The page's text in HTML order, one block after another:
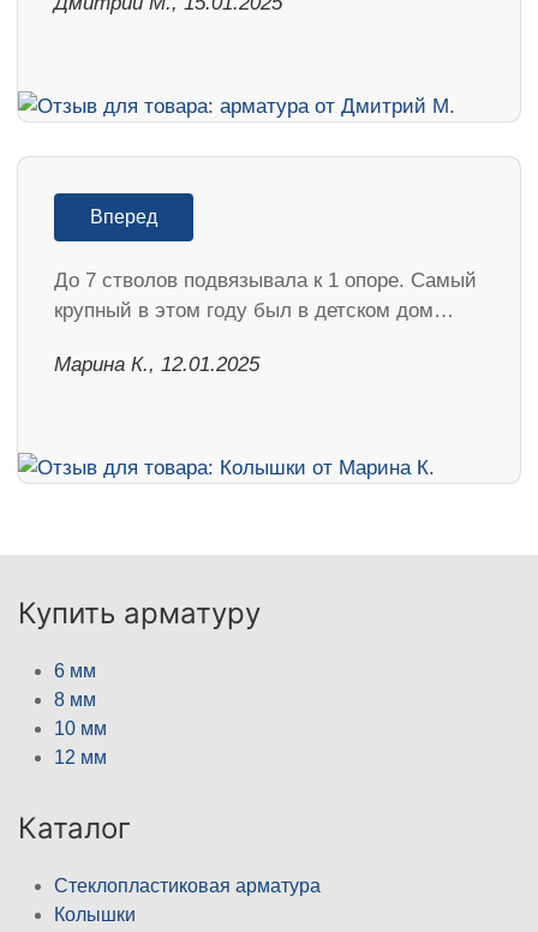
Вперед
До 7 стволов подвязывала к 1 опоре. Самый
крупный в этом году был в детском дом…
Марина К., 12.01.2025
Купить арматуру
6 мм
8 мм
10 мм
12 мм
Каталог
Стеклопластиковая арматура
Колышки